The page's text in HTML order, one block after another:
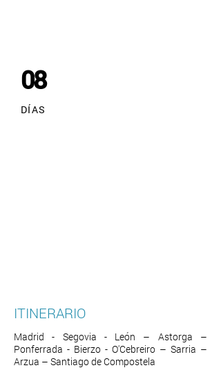
08
DÍAS
ITINERARIO
Madrid - Segovia - León – Astorga –
Ponferrada - Bierzo - O'Cebreiro – Sarria –
Arzua – Santiago de Compostela